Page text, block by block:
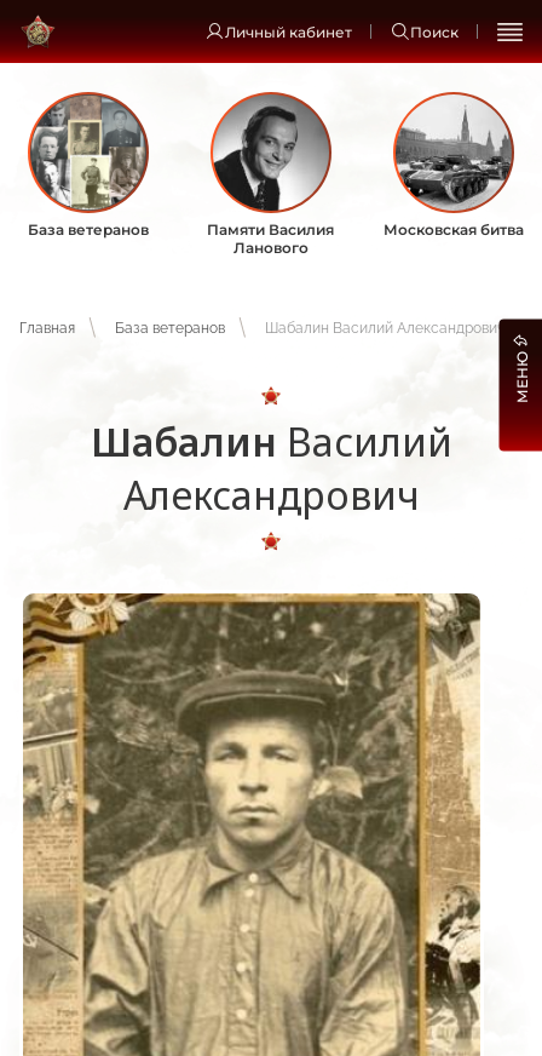
Личный кабинет Поиск
База ветеранов
Памяти Василия
Ланового
Московская битва
Главная База ветеранов Шабалин Василий Александрович
Шабалин Василий
Александрович
МЕНЮ